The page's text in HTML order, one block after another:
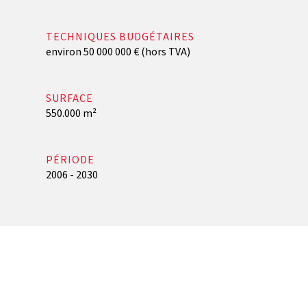
TECHNIQUES BUDGÉTAIRES
environ 50 000 000 € (hors TVA)
SURFACE
550.000 m²
PÉRIODE
2006 - 2030